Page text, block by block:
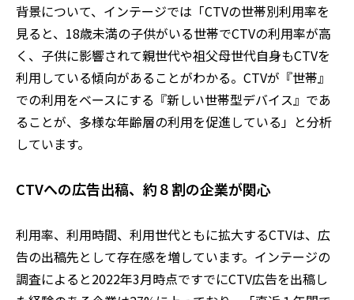
背景について、インテージでは「CTVの世帯別利⽤率を
⾒ると、18歳未満の⼦供がいる世帯でCTVの利⽤率が⾼
く、⼦供に影響されて親世代や祖⽗⺟世代⾃⾝もCTVを
利⽤している傾向があることがわかる。CTVが『世帯』
での利⽤をベースにする『新しい世帯型デバイス』であ
ることが、多様な年齢層の利⽤を促進している」と分析
しています。
CTVへの広告出稿、約８割の企業が関心
利用率、利用時間、利用世代ともに拡大するCTVは、広
告の出稿先として存在感を増しています。インテージの
調査によると2022年3月時点ですでにCTV広告を出稿し